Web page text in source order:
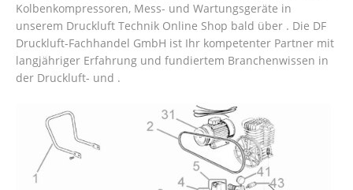
Kolbenkompressoren, Mess- und Wartungsgeräte in
unserem Druckluft Technik Online Shop bald über . Die DF
Druckluft-Fachhandel GmbH ist Ihr kompetenter Partner mit
langjähriger Erfahrung und fundiertem Branchenwissen in
der Druckluft- und .